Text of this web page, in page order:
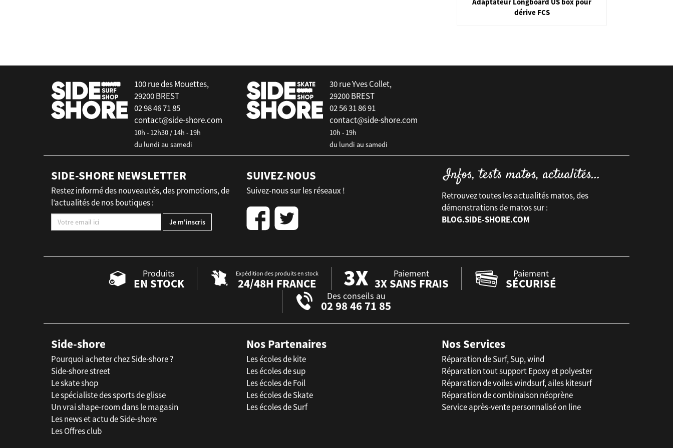
Adaptateur Longboard US box pour
dérive FCS
100 rue des Mouettes,
29200 BREST
02 98 46 71 85
contact@side-shore.com
10h - 12h30 / 14h - 19h
du lundi au samedi
30 rue Yves Collet,
29200 BREST
02 56 31 86 91
contact@side-shore.com
10h - 19h
du lundi au samedi
SIDE-SHORE NEWSLETTER
Restez informé des nouveautés, des promotions, de
l’actualités de nos boutiques :
SUIVEZ-NOUS
Suivez-nous sur les réseaux !
Retrouvez toutes les actualités matos, des
démonstrations de matos sur :
BLOG.SIDE-SHORE.COM
Produits
EN STOCK
Expédition des produits en stock
24/48H FRANCE
Paiement
3X SANS FRAIS
Paiement
SÉCURISÉ
Des conseils au
02 98 46 71 85
Side-shore
Pourquoi acheter chez Side-shore ?
Side-shore street
Le skate shop
Le spécialiste des sports de glisse
Un vrai shape-room dans le magasin
Les news et actu de Side-shore
Les Offres club
Nos Partenaires
Les écoles de kite
Les écoles de sup
Les écoles de Foil
Les écoles de Skate
Les écoles de Surf
Nos Services
Réparation de Surf, Sup, wind
Réparation tout support Epoxy et polyester
Réparation de voiles windsurf, ailes kitesurf
Réparation de combinaison néoprène
Service après-vente personnalisé on line